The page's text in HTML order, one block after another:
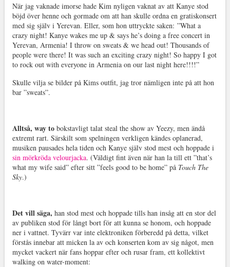
När jag vaknade imorse hade Kim nyligen vaknat av att Kanye stod
böjd över henne och gormade om att han skulle ordna en gratiskonsert
med sig själv i Yerevan. Eller, som hon uttryckte saken: ”What a
crazy night! Kanye wakes me up & says he’s doing a free concert in
Yerevan, Armenia! I throw on sweats & we head out! Thousands of
people were there! It was such an exciting crazy night! So happy I got
to rock out with everyone in Armenia on our last night here!!!!”
Skulle vilja se bilder på Kims outfit, jag tror nämligen inte på att hon
bar ”sweats”.
Alltså, way tobokstavligt talat steal the show av Yeezy, men ändå
extremt rart. Särskilt som spelningen verkligen kändes oplanerad,
musiken pausades hela tiden och Kanye själv stod mest och hoppade i
sin mörkröda velourjacka. (Väldigt fint även när han la till ett ”that’s
what my wife said” efter sitt ”feels good to be home” på Touch The
Sky.)
Det vill säga, han stod mest och hoppade tills han insåg att en stor del
av publiken stod för långt bort för att kunna se honom, och hoppade
ner i vattnet. Tyvärr var inte elektroniken förberedd på detta, vilket
förstås innebar att micken la av och konserten kom av sig något, men
mycket vackert när fans hoppar efter och rusar fram, ett kollektivt
walking on water-moment: